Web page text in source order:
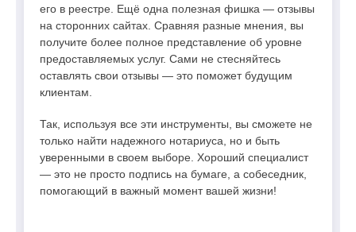
его в реестре. Ещё одна полезная фишка — отзывы
на сторонних сайтах. Сравняя разные мнения, вы
получите более полное представление об уровне
предоставляемых услуг. Сами не стесняйтесь
оставлять свои отзывы — это поможет будущим
клиентам.
Так, используя все эти инструменты, вы сможете не
только найти надежного нотариуса, но и быть
уверенными в своем выборе. Хороший специалист
— это не просто подпись на бумаге, а собеседник,
помогающий в важный момент вашей жизни!